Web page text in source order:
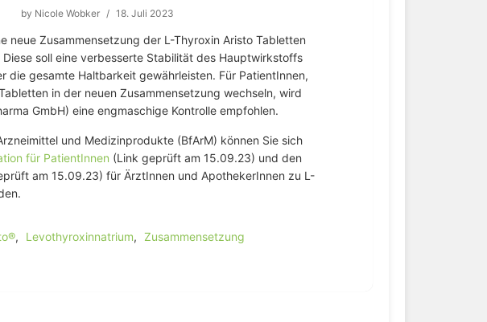
by Nicole Wobker / 18. Juli 2023
neue Zusammensetzung der L-Thyroxin Aristo Tabletten
soll eine verbesserte Stabilität des Hauptwirkstoffs
die gesamte Haltbarkeit gewährleisten. Für PatientInnen,
in der neuen Zusammensetzung wechseln, wird
GmbH) eine engmaschige Kontrolle empfohlen.
und Medizinprodukte (BfArM) können Sie sich
für PatientInnen (Link geprüft am 15.09.23) und den
am 15.09.23) für ÄrztInnen und ApothekerInnen zu L-
, Levothyroxinnatrium, Zusammensetzung